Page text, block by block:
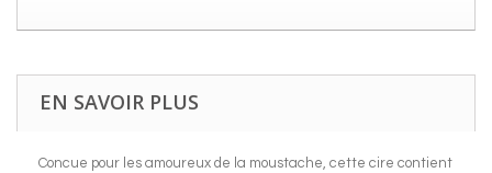
EN SAVOIR PLUS
Concue pour les amoureux de la moustache, cette cire contient